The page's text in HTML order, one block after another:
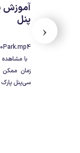
آموزش
پنل
با مشاهده
زمان ممکن
سی‌پنل پارک
‹